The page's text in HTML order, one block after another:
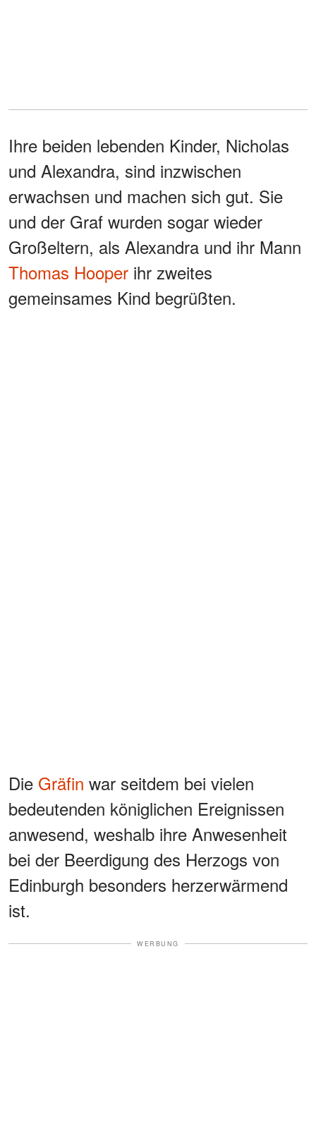
Ihre beiden lebenden Kinder, Nicholas
und Alexandra, sind inzwischen
erwachsen und machen sich gut. Sie
und der Graf wurden sogar wieder
Großeltern, als Alexandra und ihr Mann
Thomas Hooper ihr zweites
gemeinsames Kind begrüßten.
Die Gräfin war seitdem bei vielen
bedeutenden königlichen Ereignissen
anwesend, weshalb ihre Anwesenheit
bei der Beerdigung des Herzogs von
Edinburgh besonders herzerwärmend
ist.
WERBUNG